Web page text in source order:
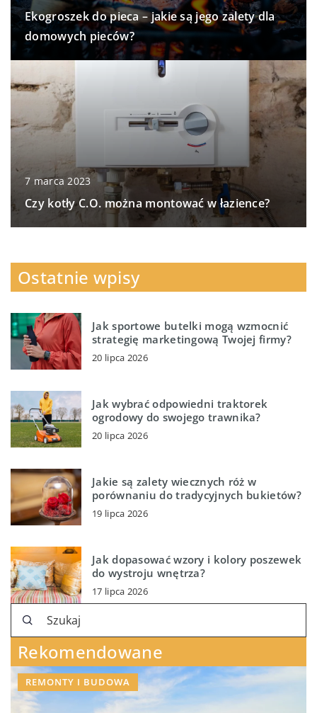
Ekogroszek do pieca – jakie są jego zalety dla
domowych pieców?
7 marca 2023
Czy kotły C.O. można montować w łazience?
Ostatnie wpisy
Jak sportowe butelki mogą wzmocnić
strategię marketingową Twojej firmy?
20 lipca 2026
Jak wybrać odpowiedni traktorek
ogrodowy do swojego trawnika?
20 lipca 2026
Jakie są zalety wiecznych róż w
porównaniu do tradycyjnych bukietów?
19 lipca 2026
Jak dopasować wzory i kolory poszewek
do wystroju wnętrza?
17 lipca 2026
Rekomendowane
REMONTY I BUDOWA